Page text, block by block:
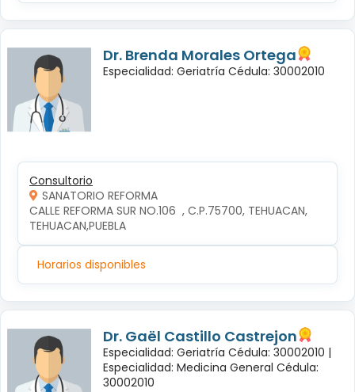
Dr. Brenda Morales Ortega
Especialidad: Geriatría Cédula: 30002010
Consultorio
SANATORIO REFORMA
CALLE REFORMA SUR NO.106  , C.P.75700, TEHUACAN,
TEHUACAN,PUEBLA
Horarios disponibles
Dr. Gaël Castillo Castrejon
Especialidad: Geriatría Cédula: 30002010 |
Especialidad: Medicina General Cédula:
30002010